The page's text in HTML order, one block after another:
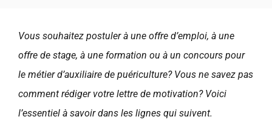
Vous souhaitez postuler à une offre d’emploi, à une
offre de stage, à une formation ou à un concours pour
le métier d’auxiliaire de puériculture? Vous ne savez pas
comment rédiger votre lettre de motivation? Voici
l’essentiel à savoir dans les lignes qui suivent.